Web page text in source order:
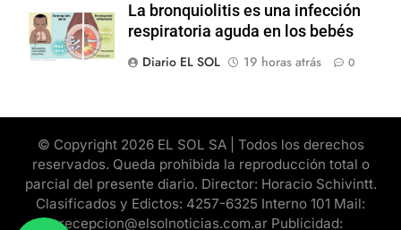
La bronquiolitis es una infección
respiratoria aguda en los bebés
Diario EL SOL
19 horas atrás 0
© Copyright 2026 EL SOL SA | Todos los derechos
reservados. Queda prohibida la reproducción total o
parcial del presente diario. Director: Horacio Schivintt.
Clasificados y Edictos: 4257-6325 Interno 101 Mail:
recepcion@elsolnoticias.com.ar Publicidad: